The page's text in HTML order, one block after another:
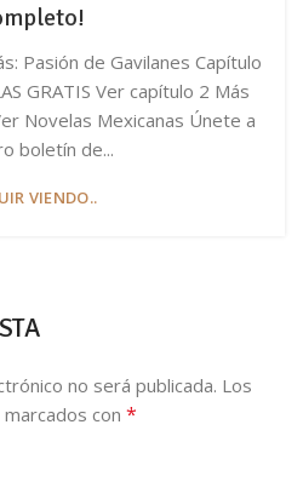
Pasión de Gavilanes Capítulo
GRATIS Ver capítulo 2 Más
Novelas Mexicanas Únete a
boletín de...
VIENDO..
no será publicada. Los
con *